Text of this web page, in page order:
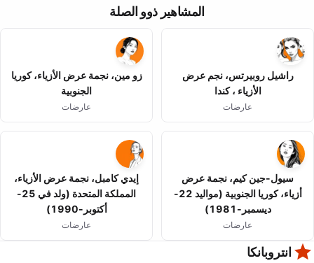
المشاهير ذوو الصلة
راشيل روبيرتس، نجم عرض
الأزياء ، كندا
عارضات
زو مين، نجمة عرض الأزياء، كوريا
الجنوبية
عارضات
سيول-جين كيم، نجمة عرض
أزياء، كوريا الجنوبية (مواليد 22-
ديسمبر-1981)
عارضات
إيدي كامبل، نجمة عرض الأزياء،
المملكة المتحدة (ولد في 25-
أكتوبر-1990)
عارضات
انتروبانكا